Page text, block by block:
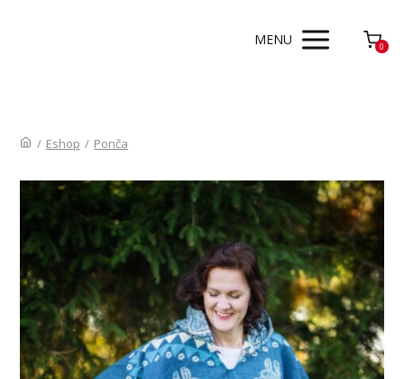
MENU 0
/ Eshop / Ponča